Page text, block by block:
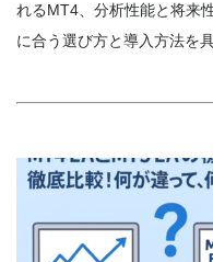
れるMT4、分析性能と将来
に合う選び方と導入方法を